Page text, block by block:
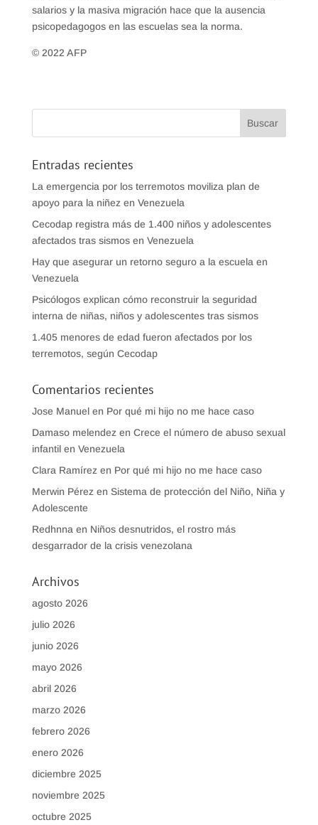
salarios y la masiva migración hace que la ausencia
psicopedagogos en las escuelas sea la norma.
© 2022 AFP
Entradas recientes
La emergencia por los terremotos moviliza plan de
apoyo para la niñez en Venezuela
Cecodap registra más de 1.400 niños y adolescentes
afectados tras sismos en Venezuela
Hay que asegurar un retorno seguro a la escuela en
Venezuela
Psicólogos explican cómo reconstruir la seguridad
interna de niñas, niños y adolescentes tras sismos
1.405 menores de edad fueron afectados por los
terremotos, según Cecodap
Comentarios recientes
Jose Manuelen Por qué mi hijo no me hace caso
Damaso melendez en Crece el número de abuso sexual
infantil en Venezuela
Clara Ramírez en Por qué mi hijo no me hace caso
Merwin Pérez en Sistema de protección del Niño, Niña y
Adolescente
Redhnna en Niños desnutridos, el rostro más
desgarrador de la crisis venezolana
Archivos
agosto 2026
julio 2026
junio 2026
mayo 2026
abril 2026
marzo 2026
febrero 2026
enero 2026
diciembre 2025
noviembre 2025
octubre 2025